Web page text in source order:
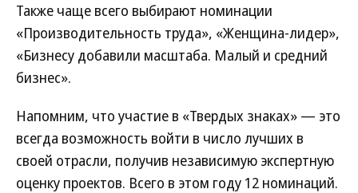
Также чаще всего выбирают номинации
«Производительность труда», «Женщина-лидер»,
«Бизнесу добавили масштаба. Малый и средний
бизнес».
Напомним, что участие в «Твердых знаках» — это
всегда возможность войти в число лучших в
своей отрасли, получив независимую экспертную
оценку проектов. Всего в этом году 12 номинаций.